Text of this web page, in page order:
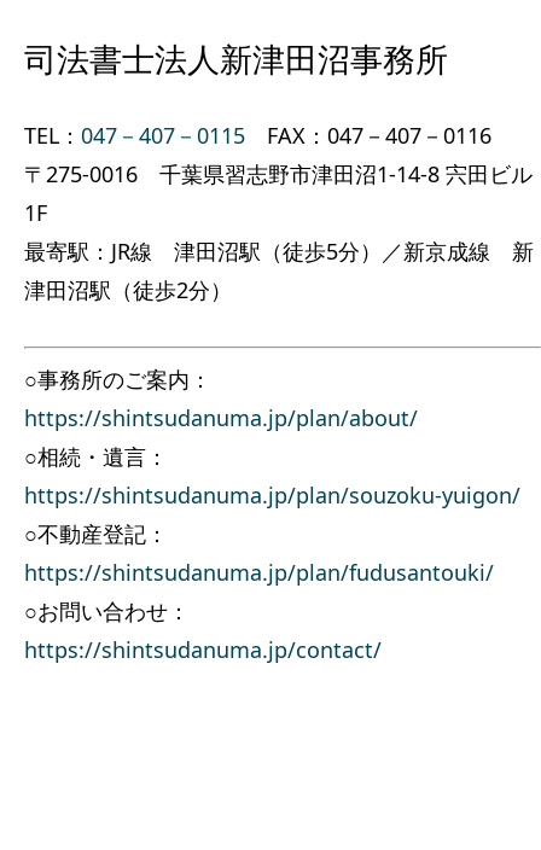
司法書士法人新津田沼事務所
TEL： 047－407－0115 FAX：047－407－0116
〒275-0016 千葉県習志野市津田沼1-14-8 宍田ビル
1F
最寄駅：JR線 津田沼駅（徒歩5分）／新京成線 新
津田沼駅（徒歩2分）
○事務所のご案内：
https://shintsudanuma.jp/plan/about/
○相続・遺言：
https://shintsudanuma.jp/plan/souzoku-yuigon/
○不動産登記：
https://shintsudanuma.jp/plan/fudusantouki/
○お問い合わせ：
https://shintsudanuma.jp/contact/